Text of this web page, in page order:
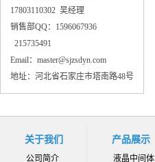
17803110302 吴经理
销售部QQ：1596067936
215735491
Email：master@sjzsdyn.com
地址：河北省石家庄市塔南路48号
关于我们
公司简介
产品展示
液晶中间体